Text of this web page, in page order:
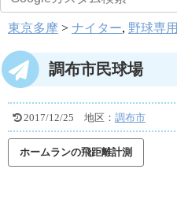
東京多摩 > ナイター, 野球専用
調布市民球場
2017/12/25 地区： 調布市